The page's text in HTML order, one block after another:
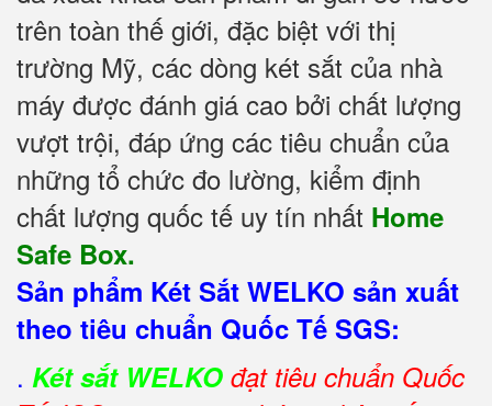
trên toàn thế giới, đặc biệt với thị
trường Mỹ, các dòng két sắt của nhà
máy được đánh giá cao bởi chất lượng
vượt trội, đáp ứng các tiêu chuẩn của
những tổ chức đo lường, kiểm định
chất lượng quốc tế uy tín nhất Home
Safe Box.
Sản phẩm Két Sắt WELKO sản xuất
theo tiêu chuẩn Quốc Tế SGS:
. Két sắt WELKO đạt tiêu chuẩn Quốc